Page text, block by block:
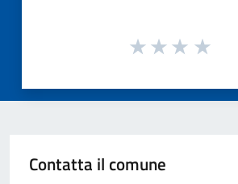
Contatta il comune